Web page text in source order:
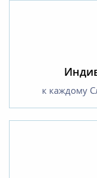
к каждому